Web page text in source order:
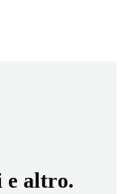
e altro.